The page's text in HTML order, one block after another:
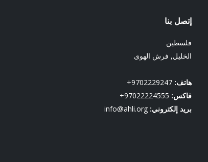
إتصل بنا
فلسطين
الخليل, فرش الهوى
هاتف:
فاكس:
بريد إلكتروني: